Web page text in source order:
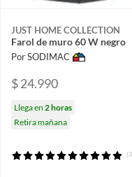
JUST HOME COLLECTION
Farol de muro 60 W negro
Por SODIMAC
$ 24.990
Llega en 2 horas
Retira mañana